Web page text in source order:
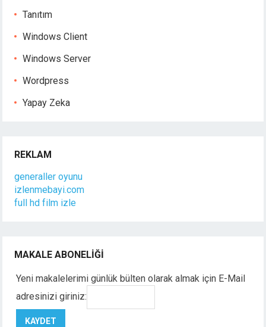
Tanıtım
Windows Client
Windows Server
Wordpress
Yapay Zeka
REKLAM
generaller oyunu
izlenmebayi.com
full hd film izle
MAKALE ABONELIĞI
Yeni makalelerimi günlük bülten olarak almak için E-Mail
adresinizi giriniz: